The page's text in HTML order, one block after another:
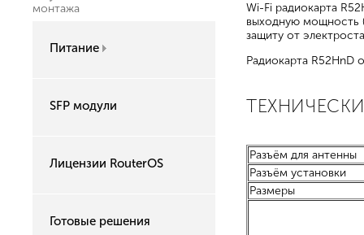
монтажа
Питание
SFP модули
Лицензии RouterOS
Готовые решения
Wi-Fi радиокарта
выходную мощность
защиту от
Радиокарта R52HnD
Разъём для антенны
Разъём установки
Размеры